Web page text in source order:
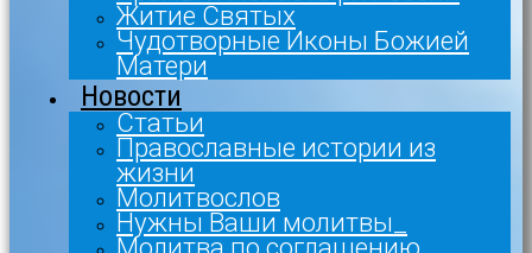
Житие Святых
Чудотворные Иконы Божией
Матери
Новости
Статьи
Православные истории из
жизни
Молитвослов
Нужны Ваши молитвы_